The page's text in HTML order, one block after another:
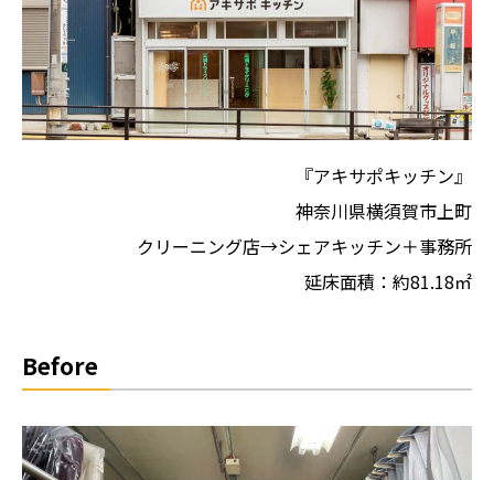
『アキサポキッチン』
神奈川県横須賀市上町
クリーニング店→シェアキッチン＋事務所
延床⾯積：約81.18㎡
Before